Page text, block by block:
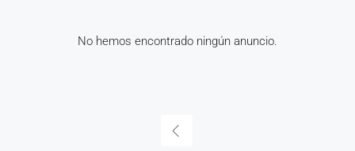
No hemos encontrado ningún anuncio.